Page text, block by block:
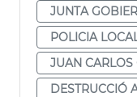
JUNTA
POLICIA
JUAN
DESTRUCCIÓ